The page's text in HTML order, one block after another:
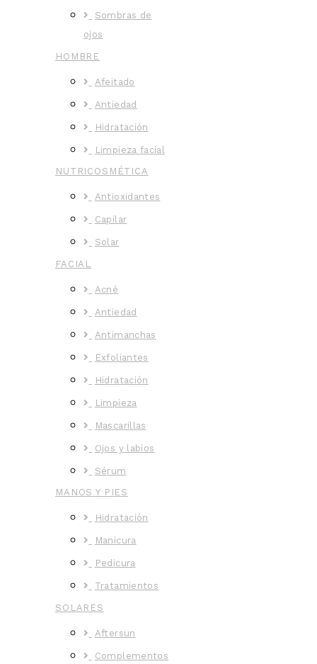
Sombras de
ojos
HOMBRE
Afeitado
Antiedad
Hidratación
Limpieza facial
NUTRICOSMÉTICA
Antioxidantes
Capilar
Solar
FACIAL
Acné
Antiedad
Antimanchas
Exfoliantes
Hidratación
Limpieza
Mascarillas
Ojos y labios
Sérum
MANOS Y PIES
Hidratación
Manicura
Pedicura
Tratamientos
SOLARES
Aftersun
Complementos